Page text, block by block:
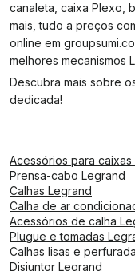
canaleta, caixa Plexo,
mais, tudo a preços
online em
melhores mecanismos
Descubra mais sobre
dedicada!
Acessórios para
Prensa-cabo Legrand
Calhas Legrand
Calha de ar
Acessórios de calha
Plugue e tomadas
Calhas lisas e
Disjuntor Legrand